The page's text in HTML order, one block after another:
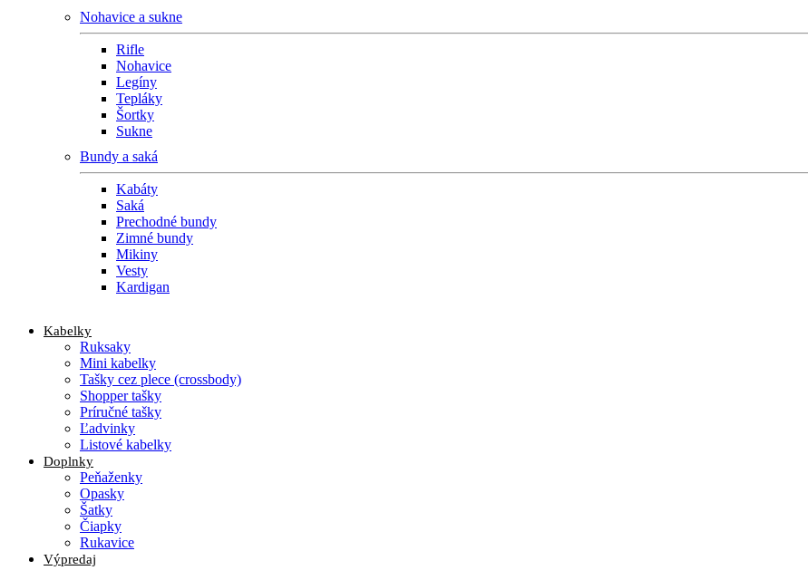
Nohavice a sukne
Rifle
Nohavice
Legíny
Tepláky
Šortky
Sukne
Bundy a saká
Kabáty
Saká
Prechodné bundy
Zimné bundy
Mikiny
Vesty
Kardigan
Kabelky
Ruksaky
Mini kabelky
Tašky cez plece (crossbody)
Shopper tašky
Príručné tašky
Ľadvinky
Listové kabelky
Doplnky
Peňaženky
Opasky
Šatky
Čiapky
Rukavice
Výpredaj